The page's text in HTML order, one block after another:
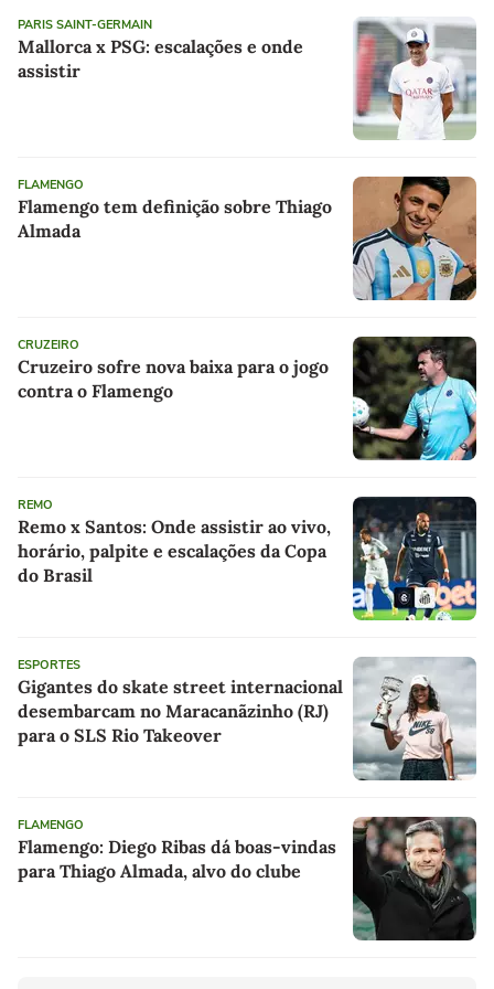
PARIS SAINT-GERMAIN
Mallorca x PSG: escalações e onde
assistir
FLAMENGO
Flamengo tem definição sobre Thiago
Almada
CRUZEIRO
Cruzeiro sofre nova baixa para o jogo
contra o Flamengo
REMO
Remo x Santos: Onde assistir ao vivo,
horário, palpite e escalações da Copa
do Brasil
ESPORTES
Gigantes do skate street internacional
desembarcam no Maracanãzinho (RJ)
para o SLS Rio Takeover
FLAMENGO
Flamengo: Diego Ribas dá boas-vindas
para Thiago Almada, alvo do clube